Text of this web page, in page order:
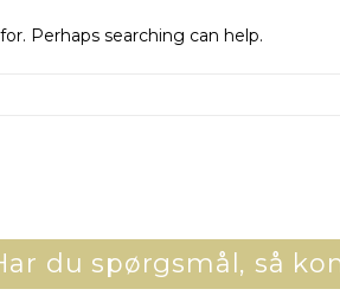
Perhaps searching can help.
du spørgsmål, så